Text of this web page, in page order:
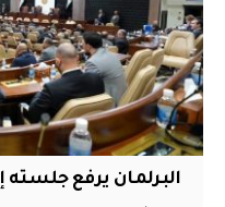
البرلمان يرفع جلسته